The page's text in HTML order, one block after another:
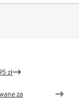
zł
za